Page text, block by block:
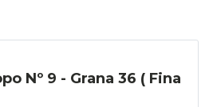
Nº 9 - Grana 36 ( Fina